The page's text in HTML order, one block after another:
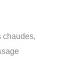
chaudes,